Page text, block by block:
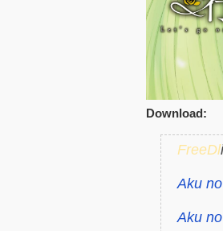
Download:
FreeDl
Aku
Aku